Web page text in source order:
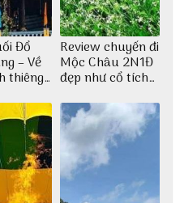
Đổ
– Về
thiêng
Review chuyến đi
Mộc Châu 2N1Đ
đẹp như cổ tích
Thu Hà